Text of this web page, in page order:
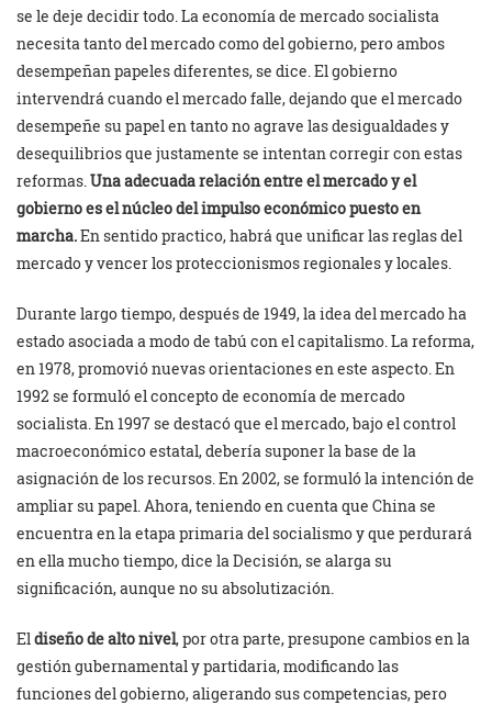
se le deje decidir todo. La economía de mercado socialista
necesita tanto del mercado como del gobierno, pero ambos
desempeñan papeles diferentes, se dice. El gobierno
intervendrá cuando el mercado falle, dejando que el mercado
desempeñe su papel en tanto no agrave las desigualdades y
desequilibrios que justamente se intentan corregir con estas
reformas.Una adecuada relación entre el mercado y el
gobierno es el núcleo del impulso económico puesto en
marcha.En sentido practico, habrá que unificar las reglas del
mercado y vencer los proteccionismos regionales y locales.
Durante largo tiempo, después de 1949, la idea del mercado ha
estado asociada a modo de tabú con el capitalismo. La reforma,
en 1978, promovió nuevas orientaciones en este aspecto. En
1992 se formuló el concepto de economía de mercado
socialista. En 1997 se destacó que el mercado, bajo el control
macroeconómico estatal, debería suponer la base de la
asignación de los recursos. En 2002, se formuló la intención de
ampliar su papel. Ahora, teniendo en cuenta que China se
encuentra en la etapa primaria del socialismo y que perdurará
en ella mucho tiempo, dice la Decisión, se alarga su
significación, aunque no su absolutización.
Eldiseño de alto nivel, por otra parte, presupone cambios en la
gestión gubernamental y partidaria, modificando las
funciones del gobierno, aligerando sus competencias, pero